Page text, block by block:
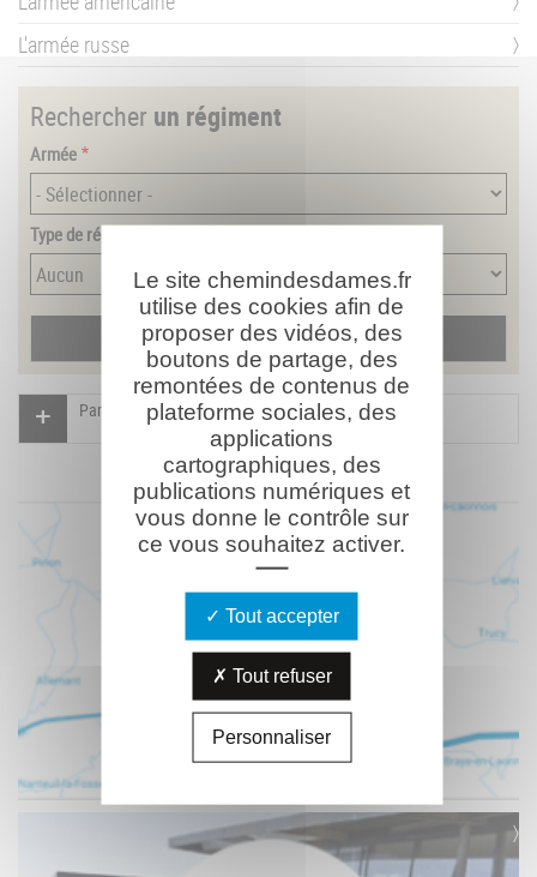
L'armée russe
Rechercher un régiment
Armée
Type de régiment
Participer à l'indexation du Mémorial virtuel
Le site chemindesdames.fr
utilise des cookies afin de
proposer des vidéos, des
boutons de partage, des
remontées de contenus de
plateforme sociales, des
applications
cartographiques, des
publications numériques et
vous donne le contrôle sur
ce vous souhaitez activer.
Tout accepter
Tout refuser
Personnaliser